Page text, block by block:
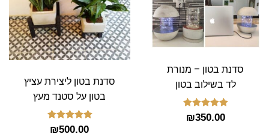
סדנת בטון – מנורת
לד בשילוב בטון
דורג
5.00
₪350.00
סדנת בטון ליצירת עציץ
בטון על סטנד מעץ
דורג
5.00
₪500.00